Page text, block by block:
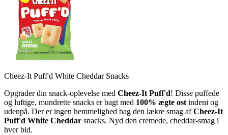
Cheez-It Puff'd White Cheddar Snacks
Opgrader din snack-oplevelse med Cheez-It Puff'd! Disse puffede
og luftige, mundrette snacks er bagt med 100% ægte ost indeni og
udenpå. Der er ingen hemmelighed bag den lækre smag afCheez-It
Puff'd White Cheddar snacks. Nyd den cremede, cheddar-smag i
hver bid.